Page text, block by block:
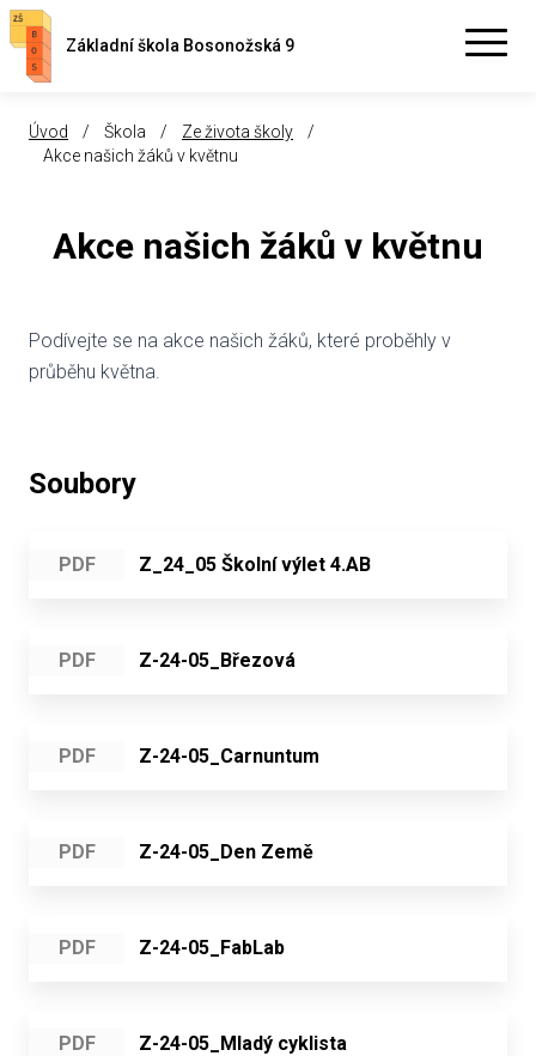
Základní škola Bosonožská 9
Úvod / Škola / Ze života školy
/
Akce našich žáků v květnu
Akce našich žáků v květnu
Podívejte se na akce našich žáků, které proběhly v
průběhu května.
Soubory
PDF Z_24_05 Školní výlet 4.AB
PDF Z-24-05_Březová
PDF Z-24-05_Carnuntum
PDF Z-24-05_Den Země
PDF Z-24-05_FabLab
PDF Z-24-05_Mladý cyklista